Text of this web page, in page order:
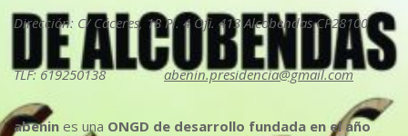
Dirección: C/ Cáceres, 18 Pl. 4 Ofi. 413 Alcobendas CP28100
TLF: 619250138abenin.presidencia@gmail.com
abenin es una ONGD de desarrollo fundada en el año